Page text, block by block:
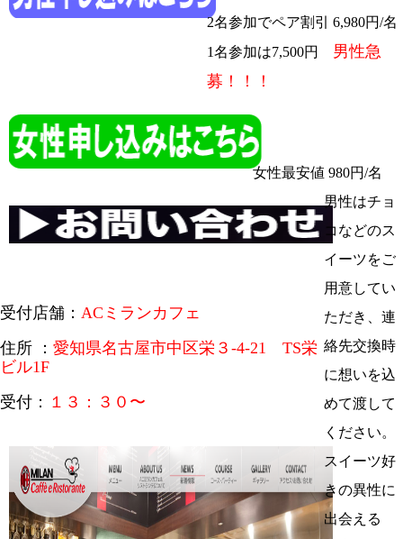
2名参加でペア割引 6,980円/名
1名参加は7,500円 男性急
募！！！
女性最安値 980円/名
受付店舗： ACミランカフェ
住所 ： 愛知県名古屋市中区栄３-4-21 TS栄
ビル1F
受付： １３：３０〜
男性はチョ
コなどのス
イーツをご
用意してい
ただき、連
絡先交換時
に想いを込
めて渡して
ください。
スイーツ好
きの異性に
出会える